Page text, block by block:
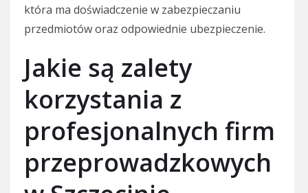
która ma doświadczenie w zabezpieczaniu
przedmiotów oraz odpowiednie ubezpieczenie.
Jakie są zalety
korzystania z
profesjonalnych firm
przeprowadzkowych